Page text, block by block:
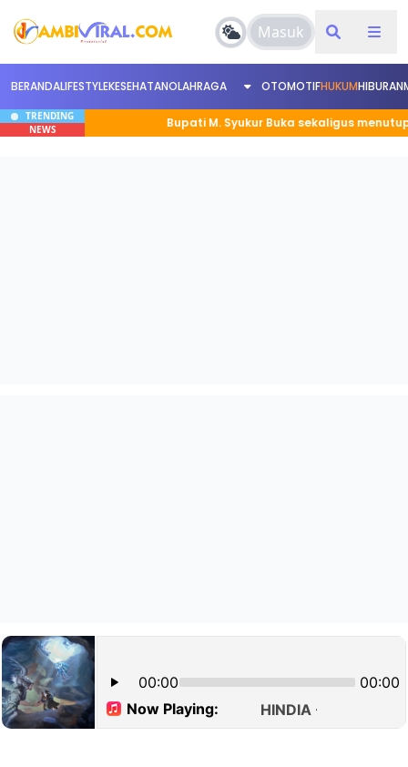
Masuk
BERANDALIFESTYLEKESEHATANOLAHRAGA OTOMOTIFHUKUMHIBURAN
TRENDING
NEWS
Bupati M. Syukur Buka sekaligus menutup